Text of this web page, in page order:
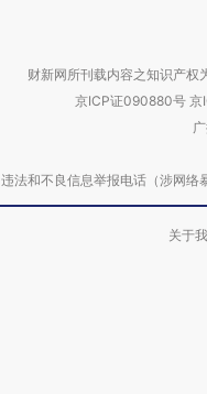
财新网所刊载内容之知识产权
京ICP证090880号 京
违法和不良信息举报电话（涉网
关于